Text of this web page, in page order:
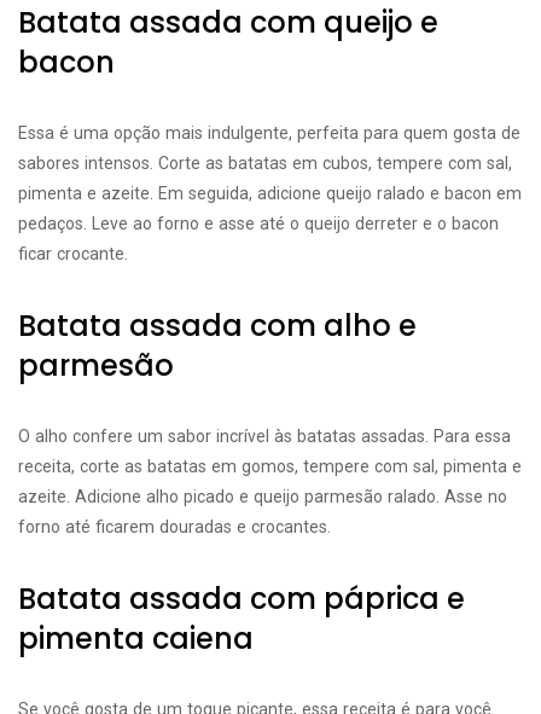
Batata assada com queijo e
bacon
Essa é uma opção mais indulgente, perfeita para quem gosta de
sabores intensos. Corte as batatas em cubos, tempere com sal,
pimenta e azeite. Em seguida, adicione queijo ralado e bacon em
pedaços. Leve ao forno e asse até o queijo derreter e o bacon
ficar crocante.
Batata assada com alho e
parmesão
O alho confere um sabor incrível às batatas assadas. Para essa
receita, corte as batatas em gomos, tempere com sal, pimenta e
azeite. Adicione alho picado e queijo parmesão ralado. Asse no
forno até ficarem douradas e crocantes.
Batata assada com páprica e
pimenta caiena
Se você gosta de um toque picante, essa receita é para você.